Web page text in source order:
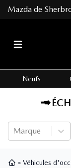
Mazda de
Neufs
Marque
» Véhicules